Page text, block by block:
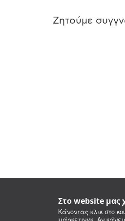
Στο website μας
Κάνοντας κλικ στο
Ζητούμε